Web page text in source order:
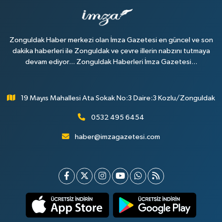
Zonguldak Haber merkezi olan İmza Gazetesi en güncel ve son
dakika haberleri ile Zonguldak ve çevre illerin nabzını tutmaya
devam ediyor... Zonguldak Haberleri İmza Gazetesi...
19 Mayıs Mahallesi Ata Sokak No:3 Daire:3 Kozlu/Zonguldak
0532 495 6454
haber@imzagazetesi.com